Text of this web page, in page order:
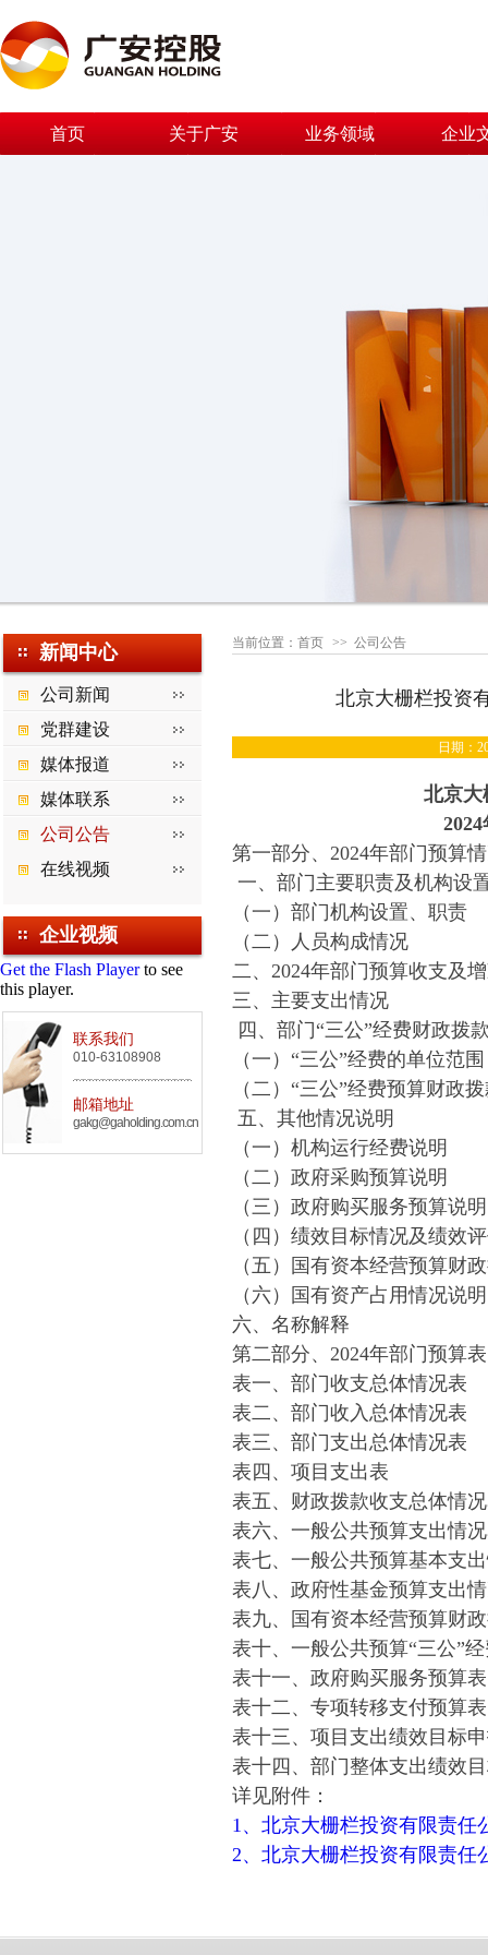
首页 关于广安 业务领域 企业
新闻中心
公司新闻
党群建设
媒体报道
媒体联系
公司公告
在线视频
企业视频
Get the Flash Playerto see
this player.
联系我们
010-63108908
邮箱地址
gakg@gaholding.com.cn
当前位置： 首页 >> 公司公告
北京大栅栏投资
日期：
北京大
2024
第一部分、2024年部门预算
一、部门主要职责及机构设
（一）部门机构设置、职责
（二）人员构成情况
二、2024年部门预算收支及
三、主要支出情况
四、部门“三公”经费财政拨
（一）“三公”经费的单位范围
（二）“三公”经费预算财政
五、其他情况说明
（一）机构运行经费说明
（二）政府采购预算说明
（三）政府购买服务预算说明
（四）绩效目标情况及绩效
（五）国有资本经营预算财
（六）国有资产占用情况说明
六、名称解释
第二部分、2024年部门预算表
表一、部门收支总体情况表
表二、部门收入总体情况表
表三、部门支出总体情况表
表四、项目支出表
表五、财政拨款收支总体情
表六、一般公共预算支出情
表七、一般公共预算基本支
表八、政府性基金预算支出
表九、国有资本经营预算财
表十、一般公共预算“三公”
表十一、政府购买服务预算表
表十二、专项转移支付预算表
表十三、项目支出绩效目标
表十四、部门整体支出绩效
详见附件：
1、北京大栅栏投资有限责任
2、北京大栅栏投资有限责任